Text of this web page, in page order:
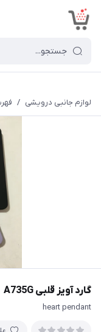
لوازم جانبی درویشی /
گارد آویز قلبی A735G
heart pendant